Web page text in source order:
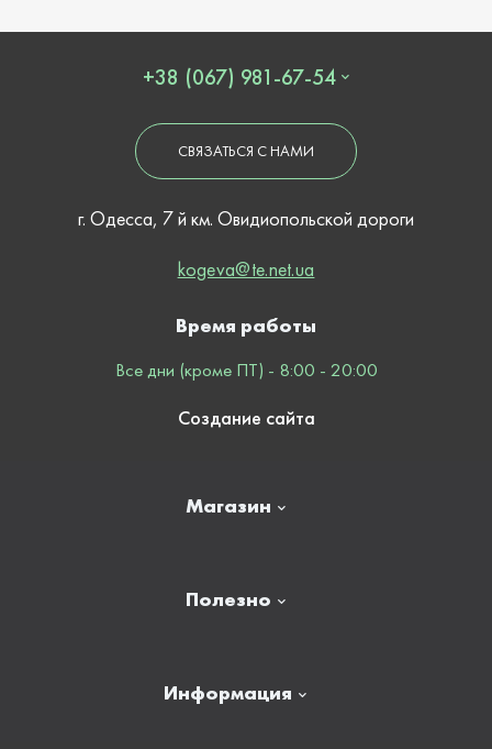
+38 (067) 981-67-54
СВЯЗАТЬСЯ С НАМИ
г. Одесса, 7 й км. Овидиопольской дороги
kogeva@te.net.ua
Магазин
Полезно
Информация
Время работы
Все дни (кроме ПТ) - 8:00 - 20:00
Создание сайта